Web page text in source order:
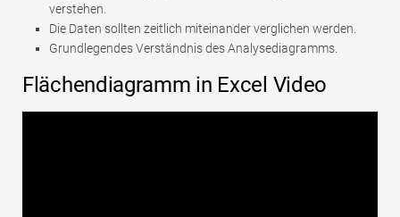
verstehen.
Die Daten sollten zeitlich miteinander verglichen werden.
Grundlegendes Verständnis des Analysediagramms.
Flächendiagramm in Excel Video